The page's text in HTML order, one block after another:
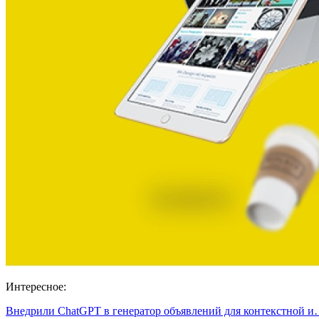
Интересное:
Внедрили ChatGPT в генератор объявлений для контекстной